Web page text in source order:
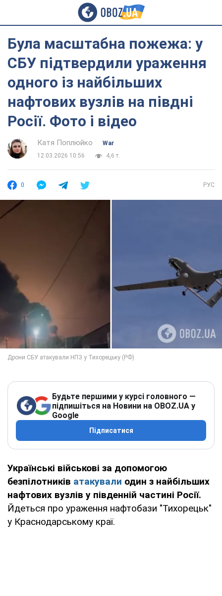
Була масштабна пожежа: у
СБУ підтвердили ураження
одного із найбільших
нафтових вузлів на півдні
Росії. Фото і відео
Катя Поплюйко
War
12.03.2026 10:56
4,6 т.
0 РУС
Будьте першими у курсі головного —
підпишіться на Новини на OBOZ.UA у
Google
Підписатися
Українські військові за допомогою
безпілотників атакували один з найбільших
нафтових вузлів у південній частині Росії.
Йдеться про ураження нафтобази "Тихорецьк"
у Краснодарському краї.